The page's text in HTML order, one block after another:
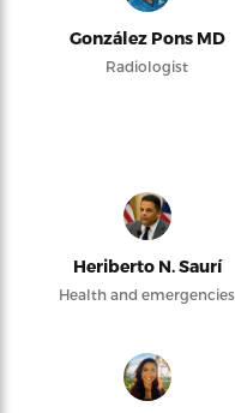
González Pons MD
Radiologist
Heriberto N. Saurí
Health and emergencies